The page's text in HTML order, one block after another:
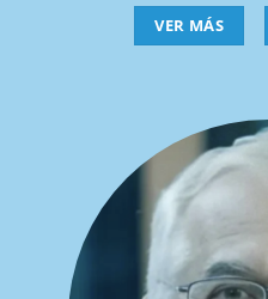
VER MÁS